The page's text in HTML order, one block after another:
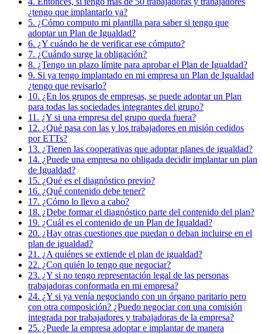
¿tengo que implantarlo ya?
5. ¿Cómo computo mi plantilla para saber si tengo que
adoptar un Plan de Igualdad?
6. ¿Y cuándo he de verificar ese cómputo?
7. ¿Cuándo surge la obligación?
8. ¿Tengo un plazo límite para aprobar el Plan de Igualdad?
9. Si ya tengo implantado en mi empresa un Plan de Igualdad
¿tengo que revisarlo?
10. ¿En los grupos de empresas, se puede adoptar un Plan
para todas las sociedades integrantes del grupo?
11. ¿Y si una empresa del grupo queda fuera?
12. ¿Qué pasa con las y los trabajadores en misión cedidos
por ETTs?
13. ¿Tienen las cooperativas que adoptar planes de igualdad?
14. ¿Puede una empresa no obligada decidir implantar un plan
de Igualdad?
15. ¿Qué es el diagnóstico previo?
16. ¿Qué contenido debe tener?
17. ¿Cómo lo llevo a cabo?
18. ¿Debe formar el diagnóstico parte del contenido del plan?
19. ¿Cuál es el contenido de un Plan de Igualdad?
20. ¿Hay otras cuestiones que puedan o deban incluirse en el
plan de igualdad?
21. ¿A quiénes se extiende el plan de igualdad?
22. ¿Con quién lo tengo que negociar?
23. ¿Y si no tengo representación legal de las personas
trabajadoras conformada en mi empresa?
24. ¿Y si ya venía negociando con un órgano paritario pero
con otra composición? ¿Puedo negociar con una comisión
integrada por trabajadores y trabajadoras de la empresa?
25. ¿Puede la empresa adoptar e implantar de manera